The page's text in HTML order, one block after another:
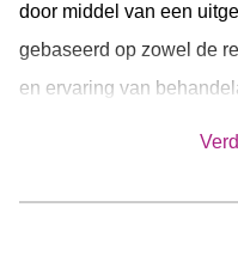
Gevoelens uiten
Geef je grenzen aan
Drankjes weigeren
Het is oké om hulp te
Luisteren is meer dan
door middel van een
gebaseerd op zowel de
en ervaring van
Wil je meer weten over